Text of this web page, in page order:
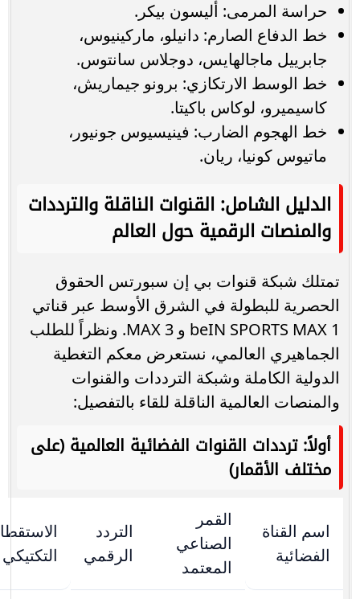
حراسة المرمى: أليسون بيكر.
خط الدفاع الصارم: دانيلو، ماركينيوس،
جابرييل ماجالهايس، دوجلاس سانتوس.
خط الوسط الارتكازي: برونو جيماريش،
كاسيميرو، لوكاس باكيتا.
خط الهجوم الضارب: فينيسيوس جونيور،
ماتيوس كونيا، ريان.
الدليل الشامل: القنوات الناقلة والترددات
والمنصات الرقمية حول العالم
تمتلك شبكة قنوات بي إن سبورتس الحقوق
الحصرية للبطولة في الشرق الأوسط عبر قناتي
beIN SPORTS MAX 1 و MAX 3. ونظراً للطلب
الجماهيري العالمي، نستعرض معكم التغطية
الدولية الكاملة وشبكة الترددات والقنوات
والمنصات العالمية الناقلة للقاء بالتفصيل:
أولاً: ترددات القنوات الفضائية العالمية (على
مختلف الأقمار)
اسم القناة
الفضائية
القمر
الصناعي
المعتمد
التردد
الرقمي
التكتيكي